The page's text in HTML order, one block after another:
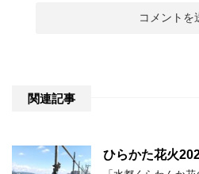
関連記事
ひらかた花火